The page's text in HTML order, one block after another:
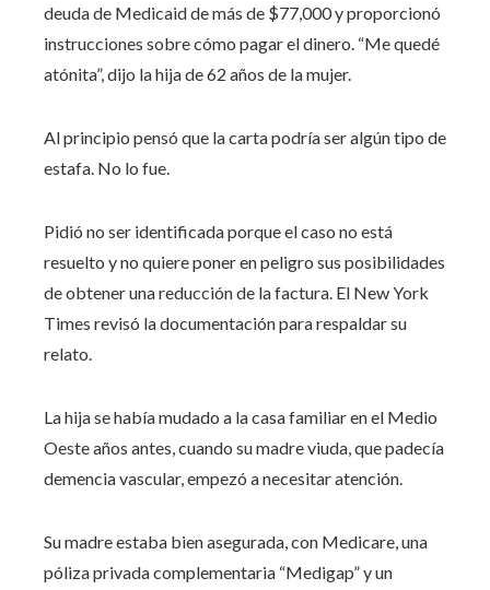
deuda de Medicaid de más de $77,000 y proporcionó
instrucciones sobre cómo pagar el dinero. “Me quedé
atónita”, dijo la hija de 62 años de la mujer.
Al principio pensó que la carta podría ser algún tipo de
estafa. No lo fue.
Pidió no ser identificada porque el caso no está
resuelto y no quiere poner en peligro sus posibilidades
de obtener una reducción de la factura. El New York
Times revisó la documentación para respaldar su
relato.
La hija se había mudado a la casa familiar en el Medio
Oeste años antes, cuando su madre viuda, que padecía
demencia vascular, empezó a necesitar atención.
Su madre estaba bien asegurada, con Medicare, una
póliza privada complementaria “Medigap” y un